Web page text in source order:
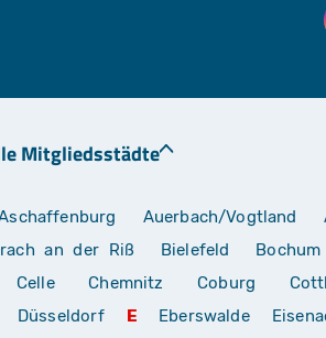
Mitgliedsstädte
Auerbach/Vogtland
an der Riß Bielefeld
Bochum
Celle Chemnitz Coburg
Düsseldorf E Eberswalde